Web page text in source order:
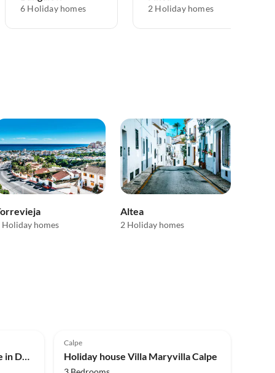
6 Holiday homes 2 Holiday homes
Holiday homes
Altea
2 Holiday homes
Holiday house Holiday Home in Dénia near Beaches
Calpe
Holiday house Villa Maryvilla Calpe